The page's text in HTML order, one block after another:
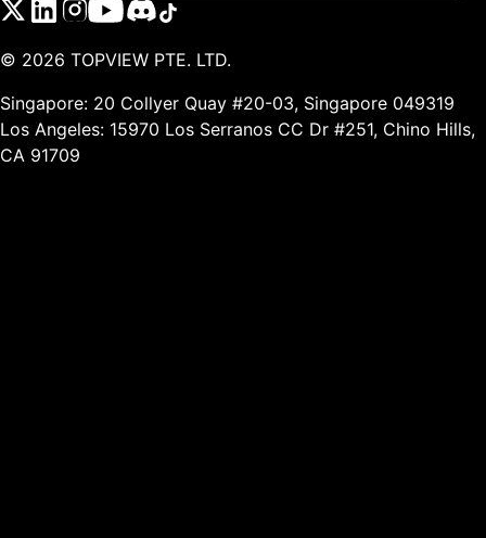
© 2026 TOPVIEW PTE. LTD.
Singapore: 20 Collyer Quay #20-03, Singapore 049319
Los Angeles: 15970 Los Serranos CC Dr #251, Chino Hills,
CA 91709